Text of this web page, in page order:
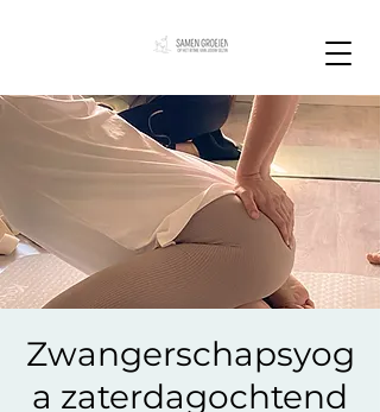
Zwangerschapsyog
a zaterdagochtend